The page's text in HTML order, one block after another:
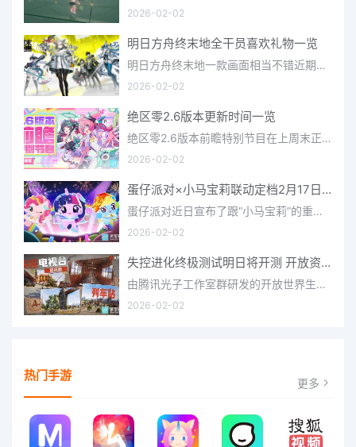
2026-02-02
明日方舟终末地全干员喜欢礼物一览
明日方舟终末地一款画面相当不错近期非常火爆的大型二次元冒险游戏，这里有相当多好看的干员可以让你来抽取并
2026-02-02
绝区零2.6版本更新时间一览
绝区零2.6版本前瞻特别节目在上周末正式播出，官方给玩家们带来了许多关于最新版本的相关资讯和上线时间，不少
2026-02-02
蛋仔派对×小马宝莉联动定档2月17日 联动外观将登场
蛋仔派对近日宣布了跟“小马宝莉”的重磅联动！并且时间定档在了2月17日，此次联动将会上新很多外观，各种小马宝
2026-02-02
失控进化终极测试明日将开测 开放资格预下载已开启
由腾讯光子工作室群研发的开放世界生存进化手游《失控进化》宣布，终极测试将于明日正式开启，目前测试资格预下
2026-02-02
热门手游 更多